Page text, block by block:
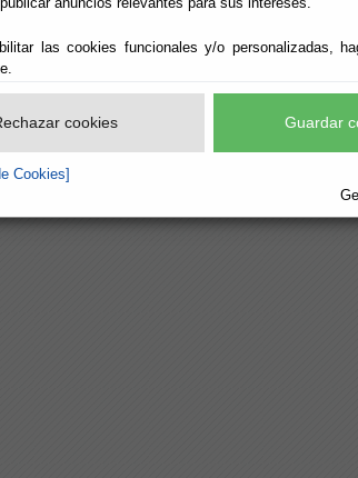
las cookies funcionales y/o personalizadas,
cookies Guardar
Cookies]